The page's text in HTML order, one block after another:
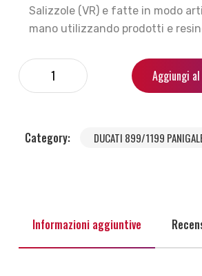
Salizzole (VR) e fatte in modo
mano utilizzando prodotti e
Aggiungi
Category: DUCATI 899/1199
Informazioni aggiuntive